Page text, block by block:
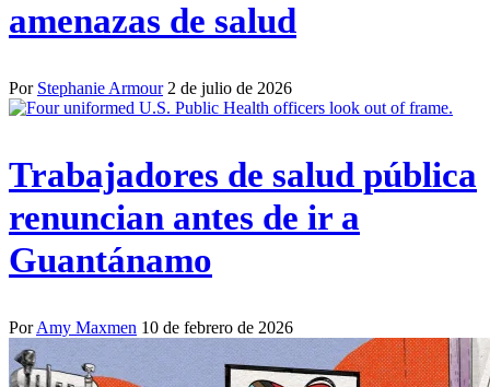
amenazas de salud
Por Stephanie Armour 2 de julio de 2026
Trabajadores de salud pública
renuncian antes de ir a
Guantánamo
PorAmy Maxmen 10 de febrero de 2026